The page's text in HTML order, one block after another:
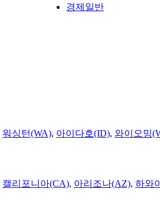
경제일반
워싱턴(WA), 아이다호(ID), 와이오밍
캘리포니아(CA), 아리조나(AZ), 하와